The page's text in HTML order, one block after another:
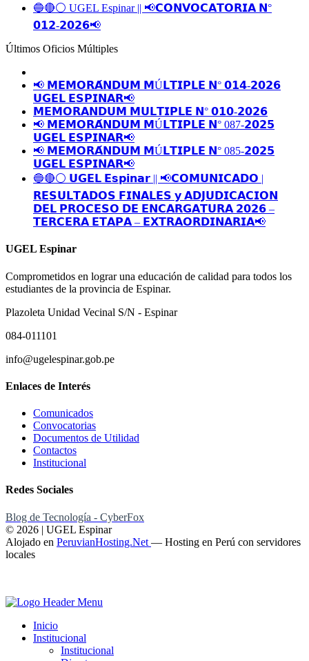
🔵🔴⚪️ UGEL Espinar || 📢𝗖𝗢𝗡𝗩𝗢𝗖𝗔𝗧𝗢𝗥𝗜𝗔 𝗡°
𝟬𝟭𝟮-𝟮𝟬𝟮𝟲📢
Últimos Oficios Múltiples
📢 𝗠𝗘𝗠𝗢𝗥𝗔́𝗡𝗗𝗨𝗠 𝗠Ú𝗟𝗧𝗜𝗣𝗟𝗘 𝗡° 𝟬𝟭𝟰-𝟮𝟬𝟮𝟲
𝗨𝗚𝗘𝗟 𝗘𝗦𝗣𝗜𝗡𝗔𝗥📢
𝗠𝗘𝗠𝗢𝗥𝗔𝗡𝗗𝗨𝗠 𝗠𝗨𝗟𝗧𝗜𝗣𝗟𝗘 𝗡° 𝟬𝟭𝟬-𝟮𝟬𝟮𝟲
📢 𝗠𝗘𝗠𝗢𝗥𝗔́𝗡𝗗𝗨𝗠 𝗠Ú𝗟𝗧𝗜𝗣𝗟𝗘 𝗡° 087-𝟮𝟬𝟮𝟱
𝗨𝗚𝗘𝗟 𝗘𝗦𝗣𝗜𝗡𝗔𝗥📢
📢 𝗠𝗘𝗠𝗢𝗥𝗔́𝗡𝗗𝗨𝗠 𝗠Ú𝗟𝗧𝗜𝗣𝗟𝗘 𝗡° 085-𝟮𝟬𝟮𝟱
𝗨𝗚𝗘𝗟 𝗘𝗦𝗣𝗜𝗡𝗔𝗥📢
🔵🔴⚪️ 𝗨𝗚𝗘𝗟 𝗘𝘀𝗽𝗶𝗻𝗮𝗿 || 📢𝗖𝗢𝗠𝗨𝗡𝗜𝗖𝗔𝗗𝗢 |
𝗥𝗘𝗦𝗨𝗟𝗧𝗔𝗗𝗢𝗦 𝗙𝗜𝗡𝗔𝗟𝗘𝗦 𝘆 𝗔𝗗𝗝𝗨𝗗𝗜𝗖𝗔𝗖𝗜𝗢𝗡
𝗗𝗘𝗟 𝗣𝗥𝗢𝗖𝗘𝗦𝗢 𝗗𝗘 𝗘𝗡𝗖𝗔𝗥𝗚𝗔𝗧𝗨𝗥𝗔 𝟮𝟬𝟮𝟲 –
𝗧𝗘𝗥𝗖𝗘𝗥𝗔 𝗘𝗧𝗔𝗣𝗔 – 𝗘𝗫𝗧𝗥𝗔𝗢𝗥𝗗𝗜𝗡𝗔𝗥𝗜𝗔📢
UGEL Espinar
Comprometidos en lograr una educación de calidad para todos los
estudiantes de la provincia de Espinar.
Plazoleta Unidad Vecinal S/N - Espinar
084-011101
info@ugelespinar.gob.pe
Enlaces de Interés
Comunicados
Convocatorias
Documentos de Utilidad
Contactos
Institucional
Redes Sociales
Blog de Tecnología - CyberFox
© 2026 | UGEL Espinar
Alojado en PeruvianHosting.Net — Hosting en Perú con servidores
locales
Inicio
Institucional
Institucional